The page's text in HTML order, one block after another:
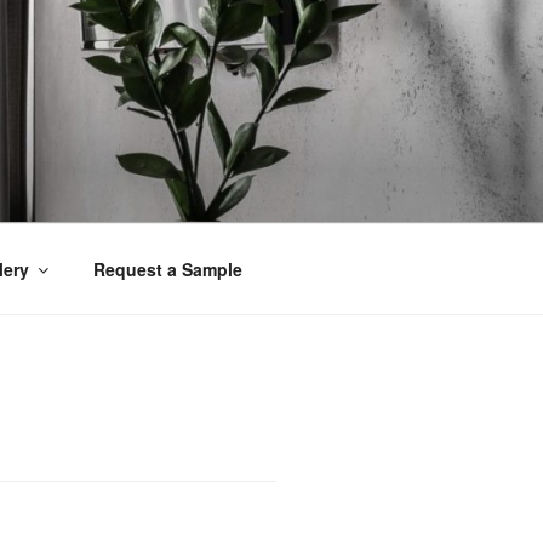
Request a Sample